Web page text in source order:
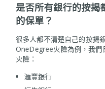
是否所有銀行的按
的保單？
很多人都不清楚自己的按揭
OneDegree火險為例，我們
火險：
滙豐銀行